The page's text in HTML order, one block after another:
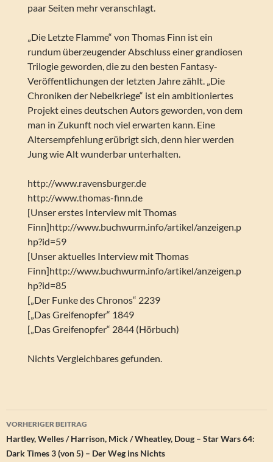
paar Seiten mehr veranschlagt.
„Die Letzte Flamme“ von Thomas Finn ist ein
rundum überzeugender Abschluss einer grandiosen
Trilogie geworden, die zu den besten Fantasy-
Veröffentlichungen der letzten Jahre zählt. „Die
Chroniken der Nebelkriege“ ist ein ambitioniertes
Projekt eines deutschen Autors geworden, von dem
man in Zukunft noch viel erwarten kann. Eine
Altersempfehlung erübrigt sich, denn hier werden
Jung wie Alt wunderbar unterhalten.
http://www.ravensburger.de
http://www.thomas-finn.de
[Unser erstes Interview mit Thomas
Finn]http://www.buchwurm.info/artikel/anzeigen.p
hp?id=59
[Unser aktuelles Interview mit Thomas
Finn]http://www.buchwurm.info/artikel/anzeigen.p
hp?id=85
[„Der Funke des Chronos“ 2239
[„Das Greifenopfer“ 1849
[„Das Greifenopfer“ 2844 (Hörbuch)
Nichts Vergleichbares gefunden.
Beitragsnavigation
VORHERIGER BEITRAG
Hartley, Welles / Harrison, Mick / Wheatley, Doug – Star Wars 64:
Dark Times 3 (von 5) – Der Weg ins Nichts